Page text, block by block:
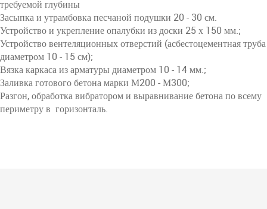
требуемой глубины
Засыпка и утрамбовка песчаной подушки 20 - 30 см.
Устройство и укрепление опалубки из доски 25 х 150 мм.;
Устройство вентеляционных отверстий (асбестоцементная труба
диаметром 10 - 15 см);
Вязка каркаса из арматуры диаметром 10 - 14 мм.;
Заливка готового бетона марки М200 - М300;
Разгон, обработка вибратором и выравнивание бетона по всему
периметру в горизонталь.